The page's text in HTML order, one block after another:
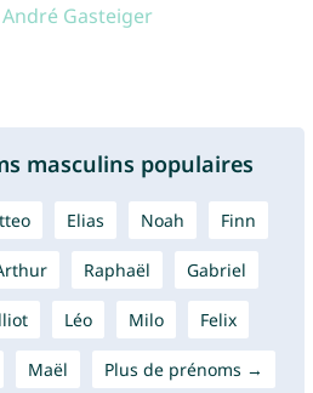
André Gasteiger
masculins populaires
Elias Noah Finn
Raphaël Gabriel
Léo Milo Felix
Maël Plus de prénoms →